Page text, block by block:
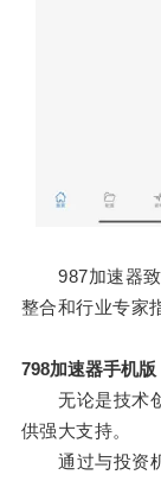
987加速器致
整合和行业专家
798加速器手机版
无论是技术创
供强大支持。
通过与投资机